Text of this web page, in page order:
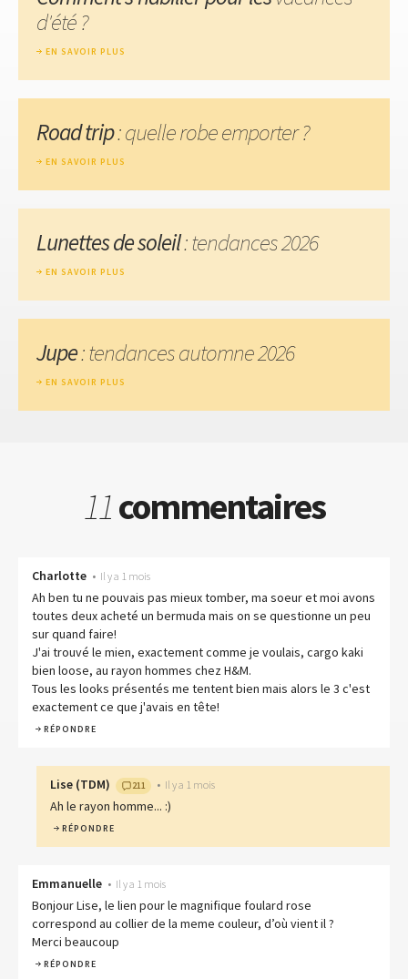
d'été ?
EN SAVOIR PLUS
Road trip: quelle robe emporter ?
EN SAVOIR PLUS
Lunettes de soleil: tendances 2026
EN SAVOIR PLUS
Jupe: tendances automne 2026
EN SAVOIR PLUS
11commentaires
Charlotte • Il y a 1 mois
Ah ben tu ne pouvais pas mieux tomber, ma soeur et moi avons
toutes deux acheté un bermuda mais on se questionne un peu
sur quand faire!
J'ai trouvé le mien, exactement comme je voulais, cargo kaki
bien loose, au rayon hommes chez H&M.
Tous les looks présentés me tentent bien mais alors le 3 c'est
exactement ce que j'avais en tête!
RÉPONDRE
Lise (TDM) 211 • Il y a 1 mois
Ah le rayon homme... :)
RÉPONDRE
Emmanuelle • Il y a 1 mois
Bonjour Lise, le lien pour le magnifique foulard rose
correspond au collier de la meme couleur, d’où vient il ?
Merci beaucoup
RÉPONDRE